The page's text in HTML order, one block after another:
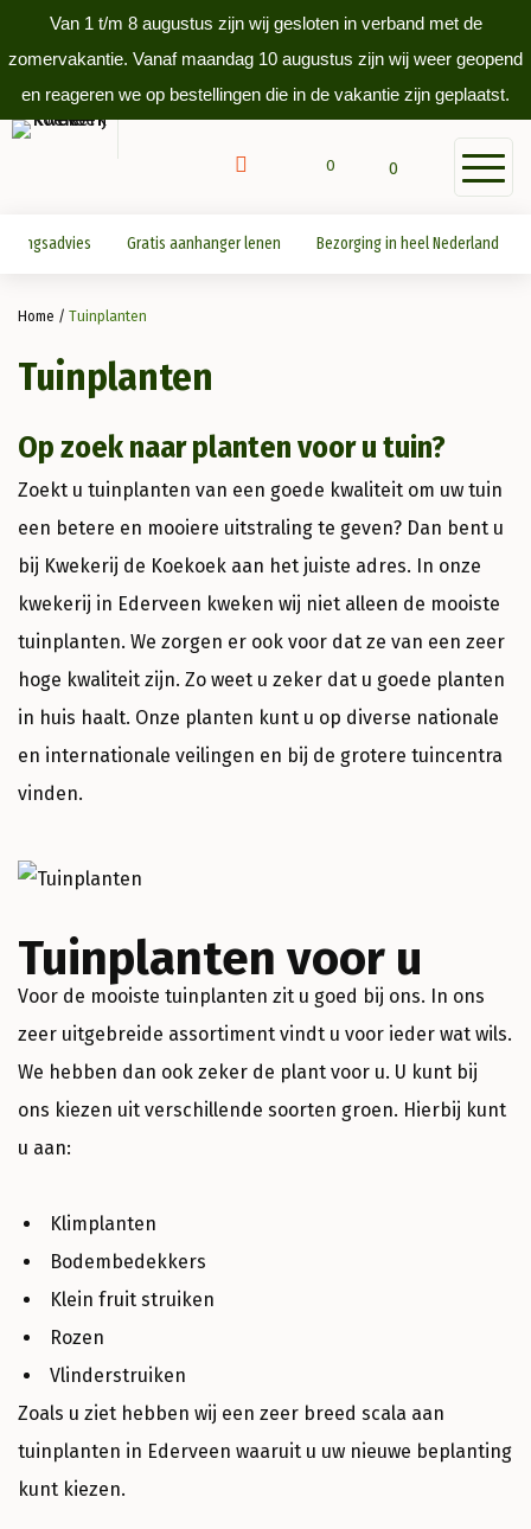
Van 1 t/m 8 augustus zijn wij gesloten in verband met de
zomervakantie. Vanaf maandag 10 augustus zijn wij weer geopend
en reageren we op bestellingen die in de vakantie zijn geplaatst.
0
0
Gratis aanhanger lenen Bezorging in heel Nederland
Home / Tuinplanten
Tuinplanten
Op zoek naar planten voor u tuin?
Zoekt u tuinplanten van een goede kwaliteit om uw tuin
een betere en mooiere uitstraling te geven? Dan bent u
bij Kwekerij de Koekoek aan het juiste adres. In onze
kwekerij in Ederveen kweken wij niet alleen de mooiste
tuinplanten. We zorgen er ook voor dat ze van een zeer
hoge kwaliteit zijn. Zo weet u zeker dat u goede planten
in huis haalt. Onze planten kunt u op diverse nationale
en internationale veilingen en bij de grotere tuincentra
vinden.
Tuinplanten voor u
Voor de mooiste tuinplanten zit u goed bij ons. In ons
zeer uitgebreide assortiment vindt u voor ieder wat wils.
We hebben dan ook zeker de plant voor u. U kunt bij
ons kiezen uit verschillende soorten groen. Hierbij kunt
u aan:
Klimplanten
Bodembedekkers
Klein fruit struiken
Rozen
Vlinderstruiken
Zoals u ziet hebben wij een zeer breed scala aan
tuinplanten in Ederveen waaruit u uw nieuwe beplanting
kunt kiezen.